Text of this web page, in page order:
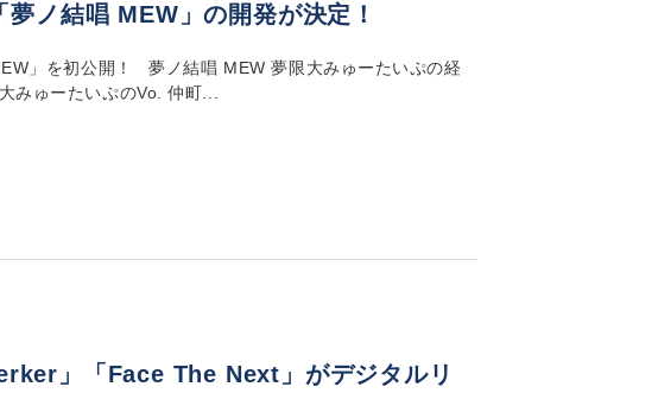
ノ結唱 MEW」の開発が決定！
」を初公開！ 夢ノ結唱 MEW 夢限大みゅーたいぷの経
みゅーたいぷのVo. 仲町...
」「Face The Next」がデジタルリ